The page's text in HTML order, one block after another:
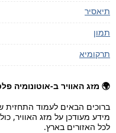
תיאסיר
תמון
תרקומיא
🌍 מזג האוויר ב-אוטונומיה
ברוכים הבאים לעמוד התחזית
מידע מעודכן על מזג האוויר,
לכל האזורים בארץ.